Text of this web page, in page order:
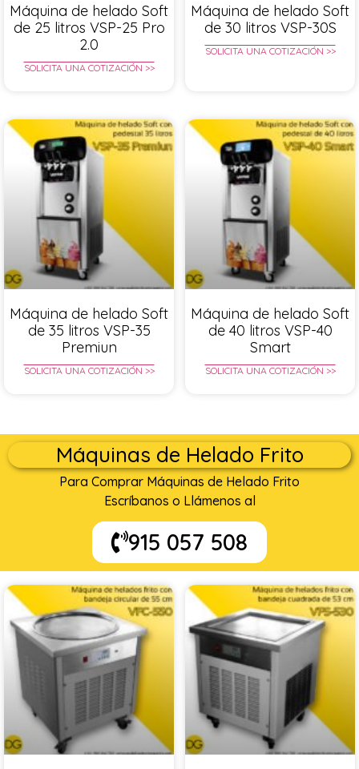
Máquina de helado Soft
de 25 litros VSP-25 Pro
2.0
SOLICITA UNA COTIZACIÓN >>
Máquina de helado Soft
de 30 litros VSP-30S
SOLICITA UNA COTIZACIÓN >>
Máquina de helado Soft
de 35 litros VSP-35
Premiun
SOLICITA UNA COTIZACIÓN >>
Máquina de helado Soft
de 40 litros VSP-40
Smart
SOLICITA UNA COTIZACIÓN >>
Máquinas de Helado Frito
Para Comprar Máquinas de Helado Frito
Escríbanos o Llámenos al
915 057 508